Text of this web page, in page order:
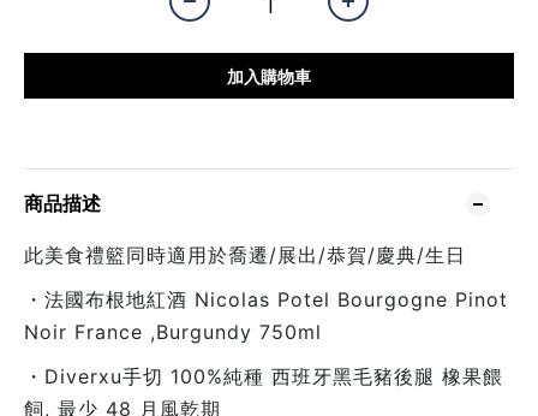
加入購物車
商品描述
此美食禮籃同時適用於喬遷/展出/恭賀/慶典/生日
・法國布根地紅酒 Nicolas Potel Bourgogne Pinot
Noir France ,Burgundy 750ml
・Diverxu手切 100%純種 西班牙黑毛豬後腿 橡果餵
飼, 最少 48 月風乾期